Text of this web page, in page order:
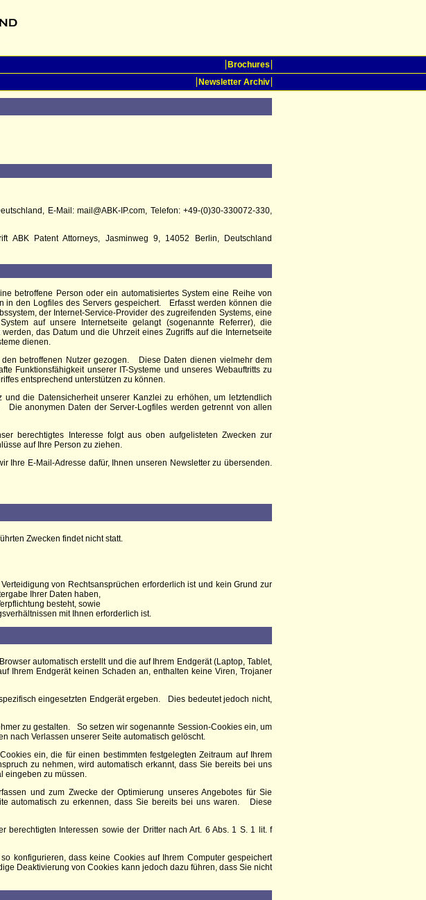
Brochures
Newsletter Archiv
E-Mail: mail@ABK-IP.com, Telefon: +49-(0)30-330072-330,
ABK Patent Attorneys, Jasminweg 9, 14052 Berlin, Deutschland
betroffene Person oder ein automatisiertes System eine Reihe von
in den Logfiles des Servers gespeichert.
Erfasst werden können die
der Internet-Service-Provider des zugreifenden Systems, eine
auf unsere Internetseite gelangt (sogenannte Referrer), die
das Datum und die Uhrzeit eines Zugriffs auf die Internetseite
dienen.
betroffenen Nutzer gezogen.
Diese Daten dienen vielmehr dem
Funktionsfähigkeit unserer IT-Systeme und unseres Webauftritts zu
entsprechend unterstützen zu können.
die Datensicherheit unserer Kanzlei zu erhöhen, um letztendlich
Die anonymen Daten der Server-Logfiles werden getrennt von allen
berechtigtes Interesse folgt aus oben aufgelisteten Zwecken zur
auf Ihre Person zu ziehen.
Ihre E-Mail-Adresse dafür, Ihnen unseren Newsletter zu übersenden.
Zwecken findet nicht statt.
von Rechtsansprüchen erforderlich ist und kein Grund zur
Ihrer Daten haben,
besteht, sowie
mit Ihnen erforderlich ist.
automatisch erstellt und die auf Ihrem Endgerät (Laptop, Tablet,
Ihrem Endgerät keinen Schaden an, enthalten keine Viren, Trojaner
eingesetzten Endgerät ergeben. Dies bedeutet jedoch nicht,
zu gestalten. So setzen wir sogenannte Session-Cookies ein, um
nach Verlassen unserer Seite automatisch gelöscht.
ein, die für einen bestimmten festgelegten Zeitraum auf Ihrem
zu nehmen, wird automatisch erkannt, dass Sie bereits bei uns
eingeben zu müssen.
und zum Zwecke der Optimierung unseres Angebotes für Sie
automatisch zu erkennen, dass Sie bereits bei uns waren. Diese
berechtigten Interessen sowie der Dritter nach Art. 6 Abs. 1 S. 1 lit. f
konfigurieren, dass keine Cookies auf Ihrem Computer gespeichert
Deaktivierung von Cookies kann jedoch dazu führen, dass Sie nicht